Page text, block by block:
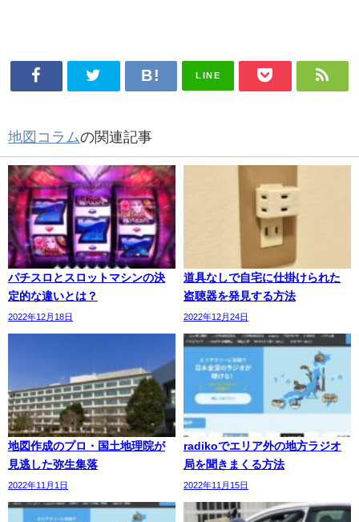
LINE
地図コラムの関連記事
パチスロとスロットマシンの決
定的な違いとは？
2022年12月18日
道具なしで自宅に仕掛けられた
盗聴器を発見する方法
2022年12月24日
地図作成のプロ・国土地理院が
見逃した弥生集落
2022年11月1日
radikoでエリア外の地方ラジオ
局を聞きまくる方法
2022年11月15日